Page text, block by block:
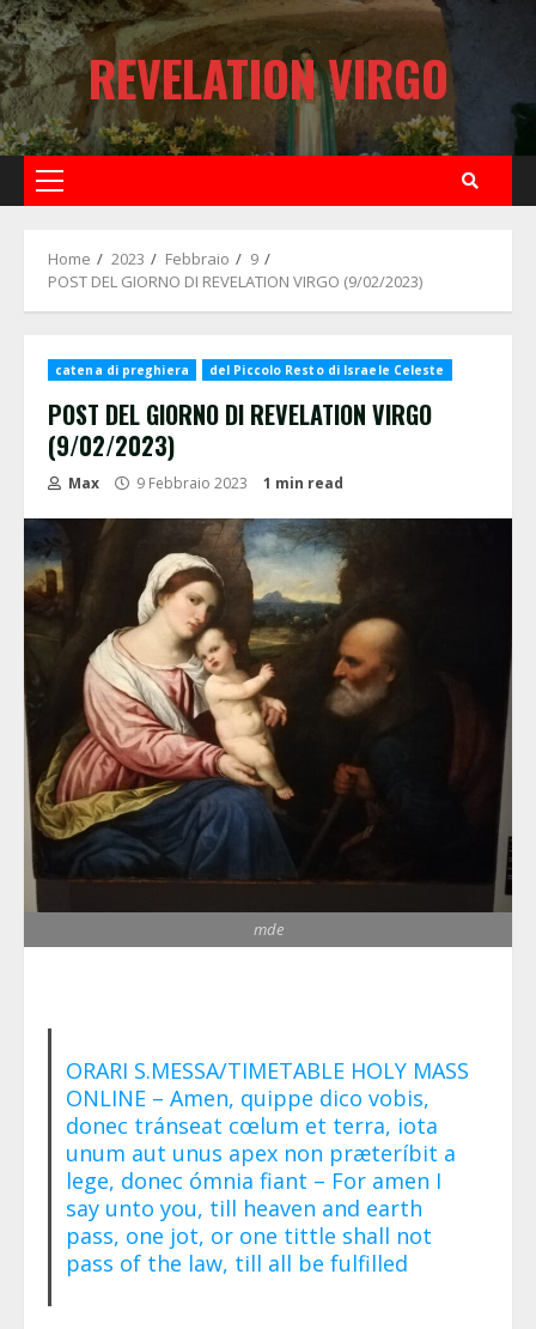
Skip
to
content
REVELATION VIRGO
Primary
Home 2023 Febbraio
9
POST DEL GIORNO DI REVELATION VIRGO (9/02/2023)
catena di preghiera del Piccolo Resto di Israele Celeste
POST DEL GIORNO DI REVELATION VIRGO
(9/02/2023)
Max 9 Febbraio 2023 1 min read
mde
ORARI S.MESSA/TIMETABLE HOLY MASS
ONLINE – Amen, quippe dico vobis,
donec tránseat cœlum et terra, iota
unum aut unus apex non præteríbit a
lege, donec ómnia fiant – For amen I
say unto you, till heaven and earth
pass, one jot, or one tittle shall not
pass of the law, till all be fulfilled